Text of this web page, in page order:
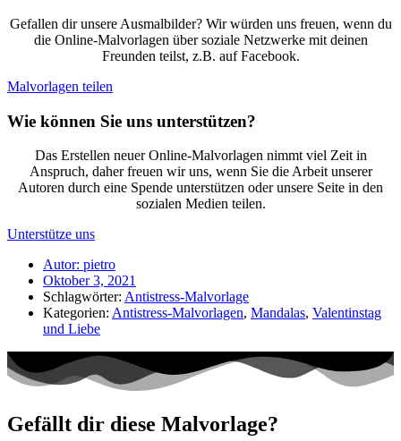
Gefallen dir unsere Ausmalbilder? Wir würden uns freuen, wenn du
die Online-Malvorlagen über soziale Netzwerke mit deinen
Freunden teilst, z.B. auf Facebook.
Malvorlagen teilen
Wie können Sie uns unterstützen?
Das Erstellen neuer Online-Malvorlagen nimmt viel Zeit in
Anspruch, daher freuen wir uns, wenn Sie die Arbeit unserer
Autoren durch eine Spende unterstützen oder unsere Seite in den
sozialen Medien teilen.
Unterstütze uns
Autor: pietro
Oktober 3, 2021
Schlagwörter: Antistress-Malvorlage
Kategorien: Antistress-Malvorlagen, Mandalas, Valentinstag
und Liebe
Gefällt dir diese Malvorlage?